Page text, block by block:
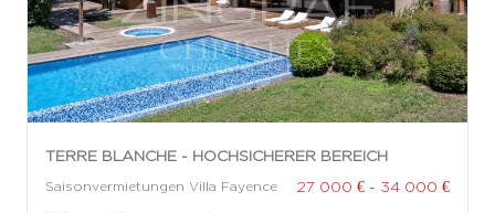
TERRE BLANCHE - HOCHSICHERER BEREICH
Saisonvermietungen Villa Fayence 27 000 € - 34 000 €